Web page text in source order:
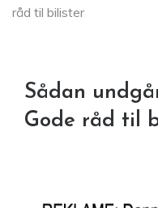
råd til bilister
Sådan
Gode råd til